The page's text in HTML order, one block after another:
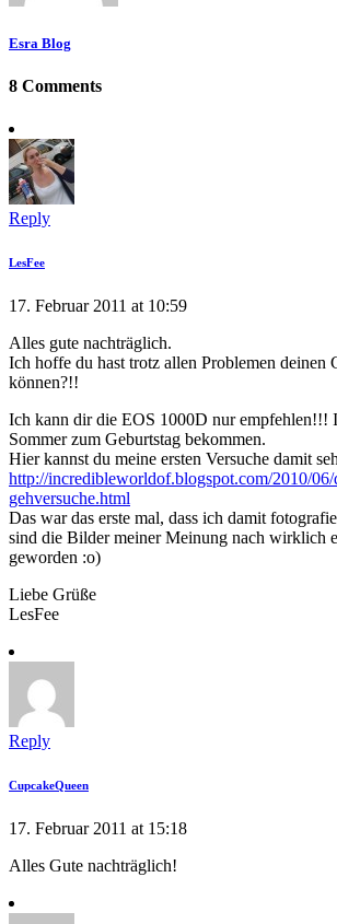
Esra Blog
8 Comments
Reply
LesFee
17. Februar 2011 at 10:59
Alles gute nachträglich.
Ich hoffe du hast trotz allen Problemen deinen
können?!!
Ich kann dir die EOS 1000D nur empfehlen!!!
Sommer zum Geburtstag bekommen.
Hier kannst du meine ersten Versuche damit
http://incredibleworldof.blogspot.com/2010/06/
gehversuche.html
Das war das erste mal, dass ich damit
sind die Bilder meiner Meinung nach wirklich
geworden :o)
Liebe Grüße
LesFee
Reply
CupcakeQueen
17. Februar 2011 at 15:18
Alles Gute nachträglich!